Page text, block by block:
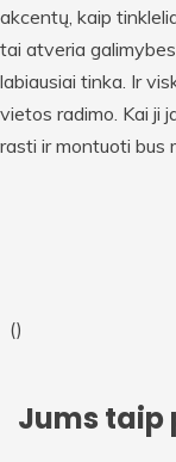
akcentų, kaip
tai atveria
labiausiai tinka. Ir
vietos radimo. Kai ji
rasti ir montuoti bus
()
Jums taip